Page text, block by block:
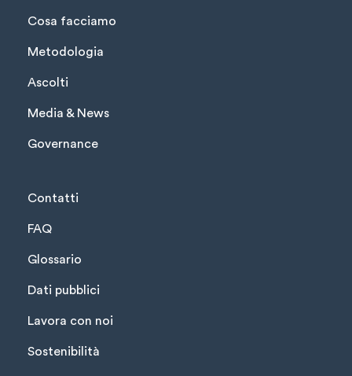
Cosa facciamo
Metodologia
Ascolti
Media & News
Governance
Contatti
FAQ
Glossario
Dati pubblici
Lavora con noi
Sostenibilità